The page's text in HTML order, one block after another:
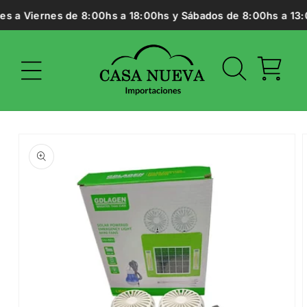
directamente
al contenido
a Viernes de 8:00hs a 18:00hs y Sábados de 8:00hs a
Carrito
información
del producto